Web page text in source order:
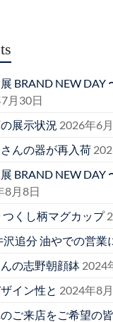
BRAND NEW DAY
月30日
展示状況 2026年6
んの器が再入荷
BRAND NEW DAY
8月8日
つくし柄マグカップ
追分 油やでの営業
の志野朝顔鉢 2024
イン性と 2024年8
ご来店をご希望の